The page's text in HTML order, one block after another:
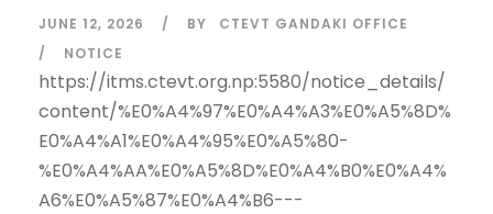
JUNE 12, 2026 BY
CTEVT GANDAKI OFFICE
NOTICE
https://itms.ctevt.org.np:5580/notice_details/
content/%E0%A4%97%E0%A4%A3%E0%A5%8D%
E0%A4%A1%E0%A4%95%E0%A5%80-
%E0%A4%AA%E0%A5%8D%E0%A4%B0%E0%A4%
A6%E0%A5%87%E0%A4%B6---